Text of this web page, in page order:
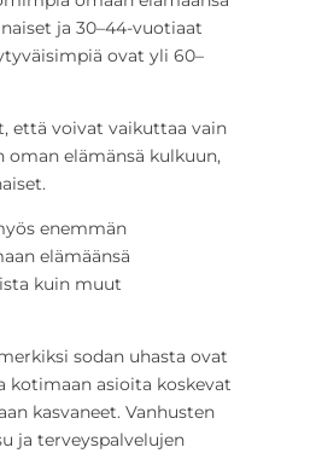
ja 30–44-vuotiaat
ovat yli 60–
että voivat vaikuttaa vain
oman elämänsä kulkuun,
enemmän
elämäänsä
kuin muut
sodan uhasta ovat
kotimaan asioita koskevat
kasvaneet. Vanhusten
ja terveyspalvelujen